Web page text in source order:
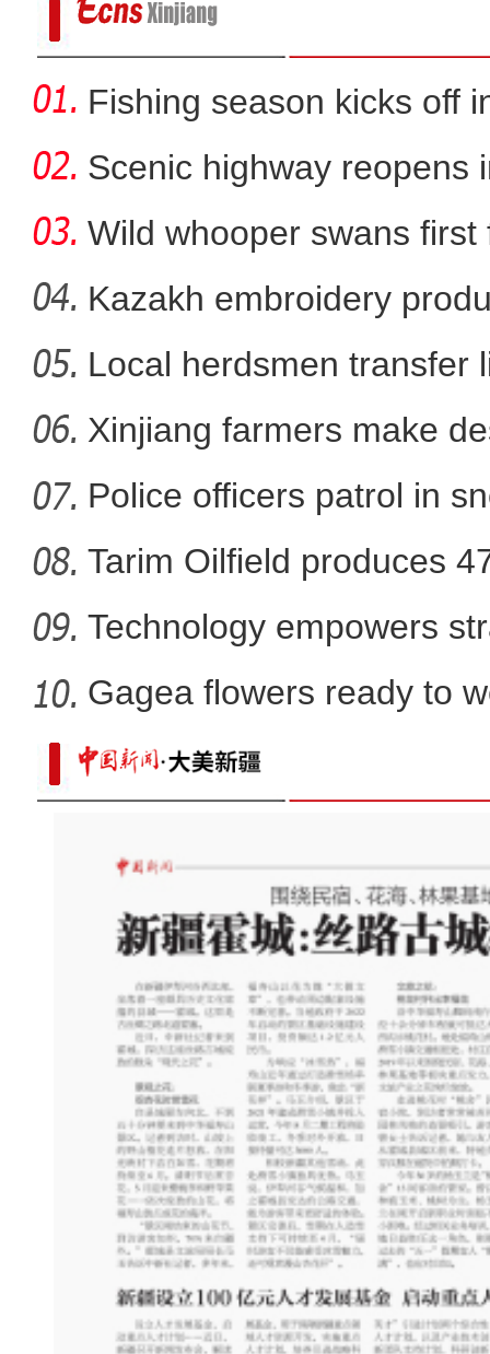
新疆阿勒泰举行“唱响雪都
新疆：荒漠戈壁万余
Fishing season kicks off
Scenic highway reopens
Wild whooper swans
X
Kazakh embroidery
vil
Local herdsmen transfer
p
Xinjiang farmers make
bloom
Police officers patrol in
Tarim Oilfield produces
Technology empowers
Xi
Gagea flowers ready to
Nal